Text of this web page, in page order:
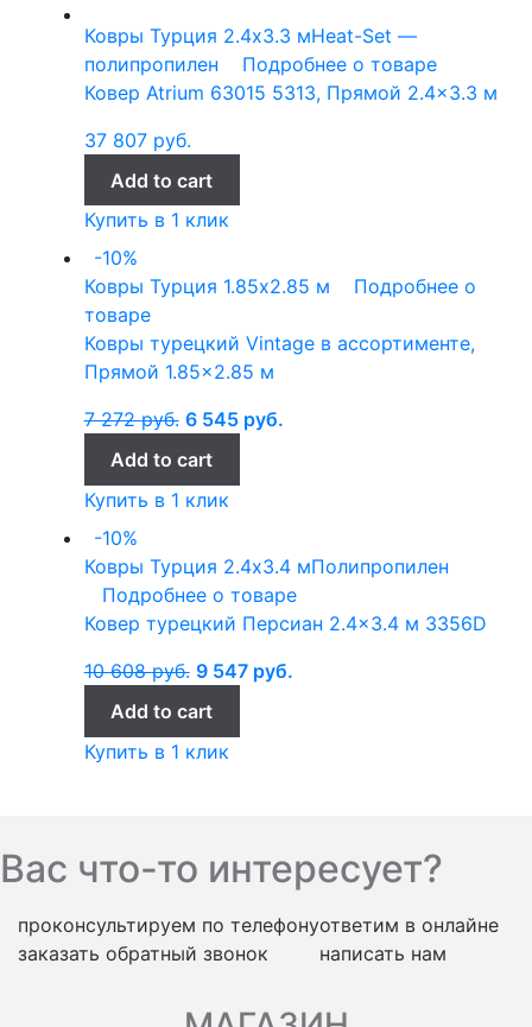
Ковры Турция 2.4x3.3 мHeat-Set —
полипропилен
Подробнее о товаре
Ковер Atrium 63015 5313, Прямой 2.4×3.3 м
37 807 руб.
Add to cart
Купить в 1 клик
-10%
Ковры Турция 1.85x2.85 м
Подробнее о
товаре
Ковры турецкий Vintage в ассортименте,
Прямой 1.85×2.85 м
7 272руб. 6 545 руб.
Add to cart
Купить в 1 клик
-10%
Ковры Турция 2.4x3.4 мПолипропилен
Подробнее о товаре
Ковер турецкий Персиан 2.4×3.4 м 3356D
10 608руб. 9 547 руб.
Add to cart
Купить в 1 клик
Вас что-то интересует?
проконсультируем по телефону
заказать обратный звонок
ответим в онлайне
написать нам